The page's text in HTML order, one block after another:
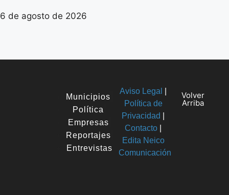
6 de agosto de 2026
Municipios
Política
Empresas
Reportajes
Entrevistas
Aviso Legal
Política de
Privacidad
Contacto
Edita Neico
Comunicación
Volver
Arriba